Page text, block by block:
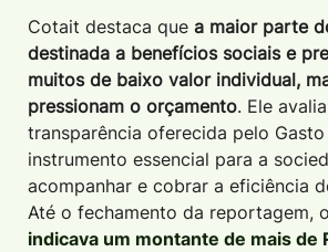
Cotait destaca que a maior parte
destinada a benefícios sociais e
muitos de baixo valor individual,
pressionam o orçamento. Ele
transparência oferecida pelo Gasto
instrumento essencial para a
acompanhar e cobrar a eficiência
Até o fechamento da reportagem, o
indicava um montante de mais de